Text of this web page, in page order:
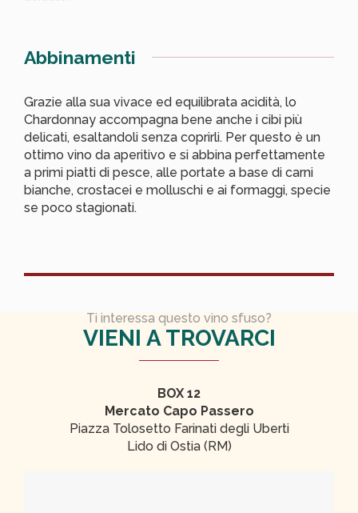
Abbinamenti
Grazie alla sua vivace ed equilibrata acidità, lo
Chardonnay accompagna bene anche i cibi più
delicati, esaltandoli senza coprirli. Per questo è un
ottimo vino da aperitivo e si abbina perfettamente
a primi piatti di pesce, alle portate a base di carni
bianche, crostacei e molluschi e ai formaggi, specie
se poco stagionati.
Ti interessa questo vino sfuso?
VIENI A TROVARCI
BOX 12
Mercato Capo Passero
Piazza Tolosetto Farinati degli Uberti
Lido di Ostia (RM)